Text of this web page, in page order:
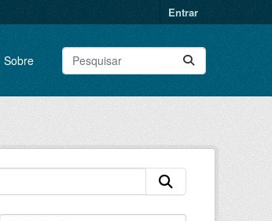
Entrar
Sobre